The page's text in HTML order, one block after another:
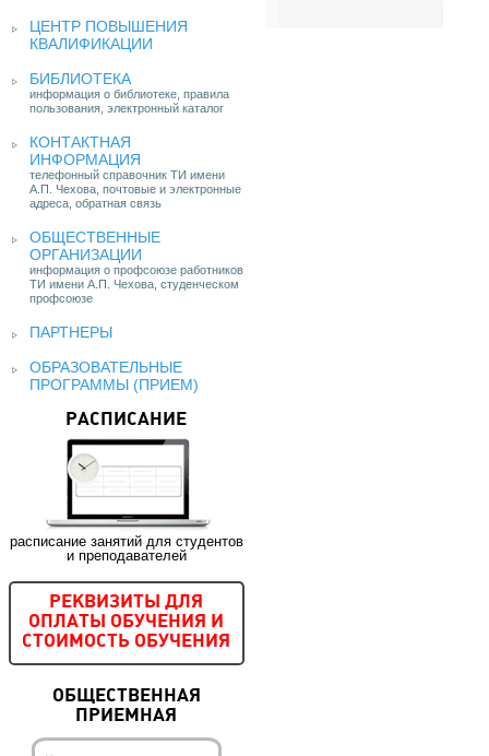
ЦЕНТР ПОВЫШЕНИЯ
КВАЛИФИКАЦИИ
БИБЛИОТЕКА
информация о библиотеке, правила
пользования, электронный каталог
КОНТАКТНАЯ
ИНФОРМАЦИЯ
телефонный справочник ТИ имени
А.П. Чехова, почтовые и электронные
адреса, обратная связь
ОБЩЕСТВЕННЫЕ
ОРГАНИЗАЦИИ
информация о профсоюзе работников
ТИ имени А.П. Чехова, студенческом
профсоюзе
ПАРТНЕРЫ
ОБРАЗОВАТЕЛЬНЫЕ
ПРОГРАММЫ (ПРИЕМ)
РАСПИСАНИЕ
расписание занятий для студентов
и преподавателей
РЕКВИЗИТЫ ДЛЯ
ОПЛАТЫ ОБУЧЕНИЯ И
СТОИМОСТЬ ОБУЧЕНИЯ
ОБЩЕСТВЕННАЯ
ПРИЕМНАЯ